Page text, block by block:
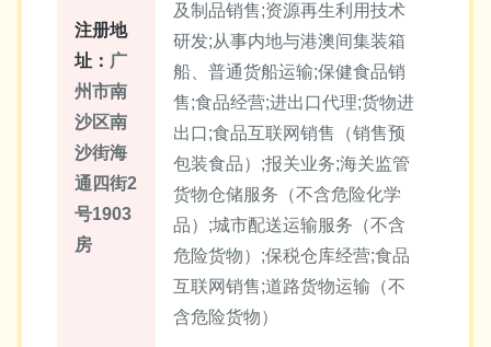
注册地
址： 广
州市南
沙区南
沙街海
通四街2
号1903
房
及制品销售;资源再生利用技术
研发;从事内地与港澳间集装箱
船、普通货船运输;保健食品销
售;食品经营;进出口代理;货物进
出口;食品互联网销售（销售预
包装食品）;报关业务;海关监管
货物仓储服务（不含危险化学
品）;城市配送运输服务（不含
危险货物）;保税仓库经营;食品
互联网销售;道路货物运输（不
含危险货物）